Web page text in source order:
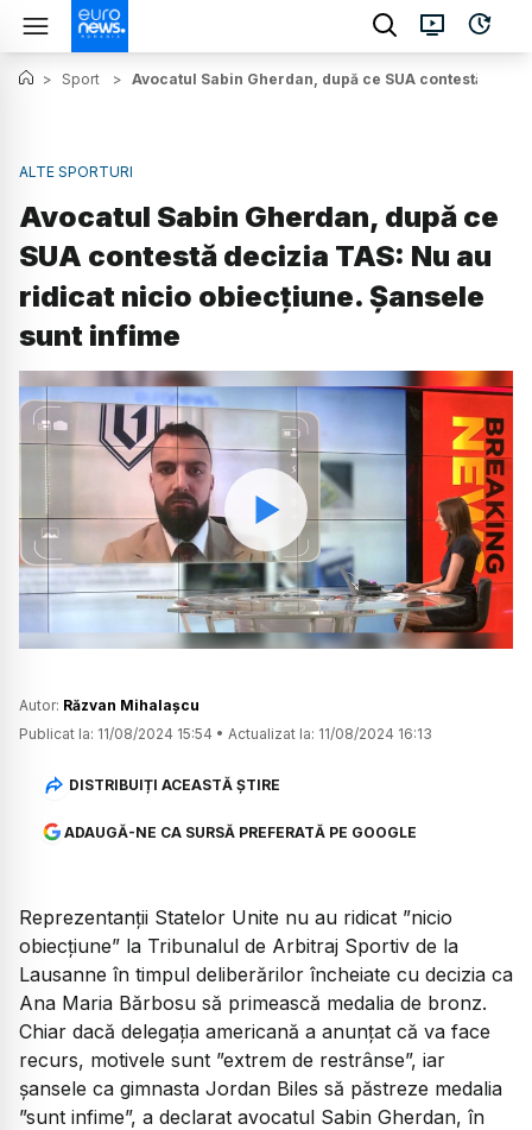
> Sport > Avocatul Sabin Gherdan, după ce SUA contestă
ALTE SPORTURI
Avocatul Sabin Gherdan, după ce
SUA contestă decizia TAS: Nu au
ridicat nicio obiecțiune. Șansele
sunt infime
Watch
Autor: Răzvan Mihalașcu
Publicat la: 11/08/2024 15:54 • Actualizat la: 11/08/2024 16:13
DISTRIBUIȚI ACEASTĂ ȘTIRE
ADAUGĂ-NE CA SURSĂ PREFERATĂ PE GOOGLE
Reprezentanții Statelor Unite nu au ridicat ”nicio
obiecțiune” la Tribunalul de Arbitraj Sportiv de la
Lausanne în timpul deliberărilor încheiate cu decizia ca
Ana Maria Bărbosu să primească medalia de bronz.
Chiar dacă delegația americană a anunțat că va face
recurs, motivele sunt ”extrem de restrânse”, iar
șansele ca gimnasta Jordan Biles să păstreze medalia
”sunt infime”, a declarat avocatul Sabin Gherdan, în